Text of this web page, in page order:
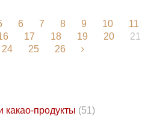
6 7 8 9 10
11
17 18 19 20
21
24 25 26
какао-продукты (51)